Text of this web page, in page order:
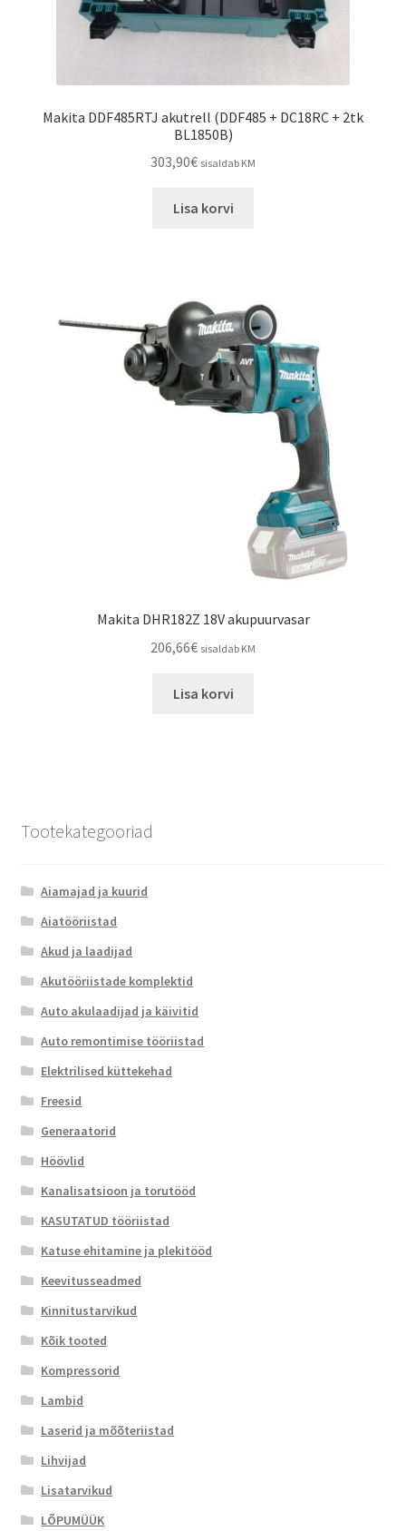
Makita DDF485RTJ akutrell (DDF485 + DC18RC + 2tk
BL1850B)
303,90€ sisaldab KM
Lisa korvi
Makita DHR182Z 18V akupuurvasar
206,66€ sisaldab KM
Lisa korvi
Tootekategooriad
Aiamajad ja kuurid
Aiatööriistad
Akud ja laadijad
Akutööriistade komplektid
Auto akulaadijad ja käivitid
Auto remontimise tööriistad
Elektrilised küttekehad
Freesid
Generaatorid
Höövlid
Kanalisatsioon ja torutööd
KASUTATUD tööriistad
Katuse ehitamine ja plekitööd
Keevitusseadmed
Kinnitustarvikud
Kõik tooted
Kompressorid
Lambid
Laserid ja mõõteriistad
Lihvijad
Lisatarvikud
LÕPUMÜÜK